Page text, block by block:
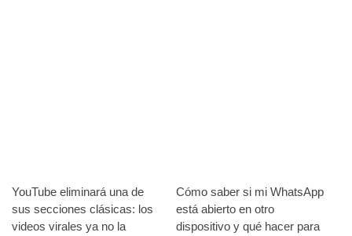
YouTube eliminará una de
sus secciones clásicas: los
videos virales ya no la
Cómo saber si mi WhatsApp
está abierto en otro
dispositivo y qué hacer para